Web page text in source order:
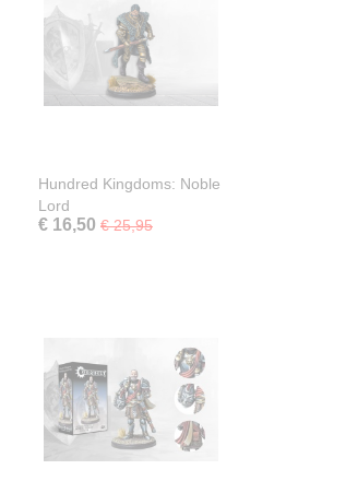
Hundred Kingdoms: Noble
Lord
€ 16,50 € 25,95